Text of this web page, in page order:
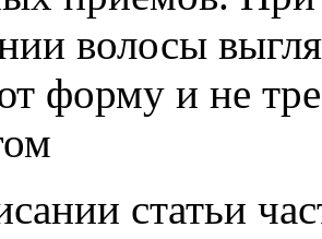
волосы
форму и не
статьи